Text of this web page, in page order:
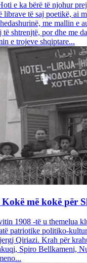
e ka bërë të njohur
librave të saj poetikë, ai
me mallin e
shtrenjtë, por dhe me
e trojeve shqiptare...
më kokë për
1908 -të u themelua
patriotike politiko-
Qiriazi. Krah për
Spiro Bellkameni,